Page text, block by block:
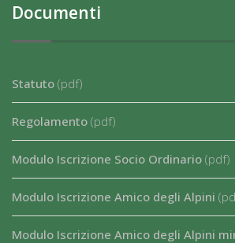
Documenti
Statuto (pdf)
Regolamento (pdf)
Modulo Iscrizione Socio Ordinario (pdf)
Modulo Iscrizione Amico degli Alpini
Modulo Iscrizione Amico degli Alpini